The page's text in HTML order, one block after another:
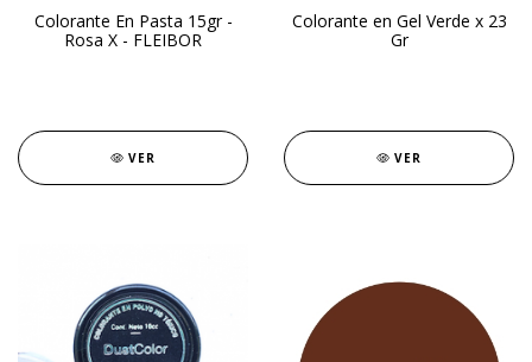
Colorante En Pasta 15gr -
Rosa X - FLEIBOR
VER
Colorante en Gel Verde x 23
Gr
VER